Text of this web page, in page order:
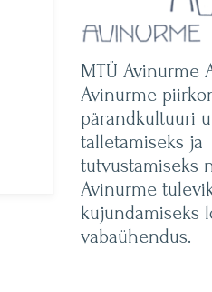
MTÜ Avinurme
Avinurme
pärandkultuuri
talletamiseks ja
tutvustamiseks
Avinurme
kujundamiseks
vabaühendus.